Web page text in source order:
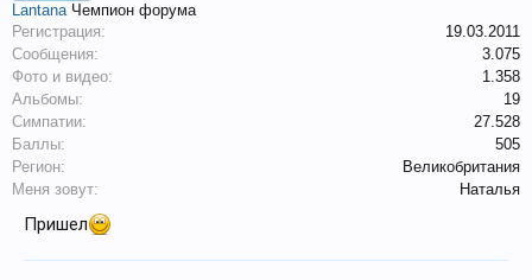
Lantana Чемпион форума
Регистрация:
19.03.2011
Сообщения:
3.075
Фото и видео:
1.358
Альбомы:
19
Симпатии:
27.528
Баллы:
505
Регион:
Великобритания
Меня зовут:
Наталья
Пришел